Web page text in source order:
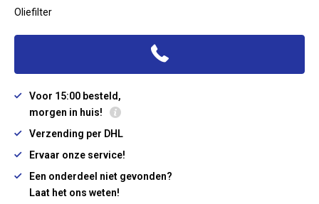
Oliefilter
Voor 15:00 besteld,
morgen in huis!
Verzending per DHL
Ervaar onze service!
Een onderdeel niet gevonden?
Laat het ons weten!